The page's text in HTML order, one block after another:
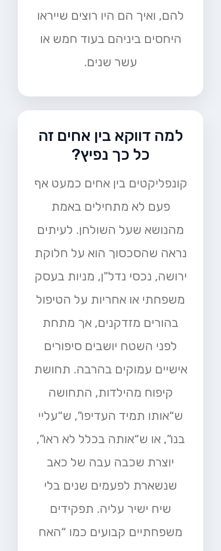
להם, ואיך הם היו רוצים שייראו
היחסים ביניהם בעוד חמש או
עשר שנים.
למה דווקא בין אחים זה
כל כך נפיץ?
קונפליקטים בין אחים כמעט אף
פעם לא מתחילים באמת
מהנושא שעל השולחן. לעיתים
נראה שהסכסוך הוא על חלוקת
ירושה, נכסי נדל"ן, מניות בעסק
משפחתי או אחריות על הטיפול
בהורים מזדקנים, אך מתחת
לפני השטח יושבים סיפורים
אישיים עמוקים בהרבה. תחושת
קיפוח מהילדות, התחושה
ש“אותו תמיד העדיפו”, ש“עליי
בנו”, או ש“אותה בכלל לא ראו”,
יוצרת שכבה עבה של כאב
שנשארת לפעמים שנים בלי
שיח ישיר עליה. תפקידים
משפחתיים קבועים כמו “האח